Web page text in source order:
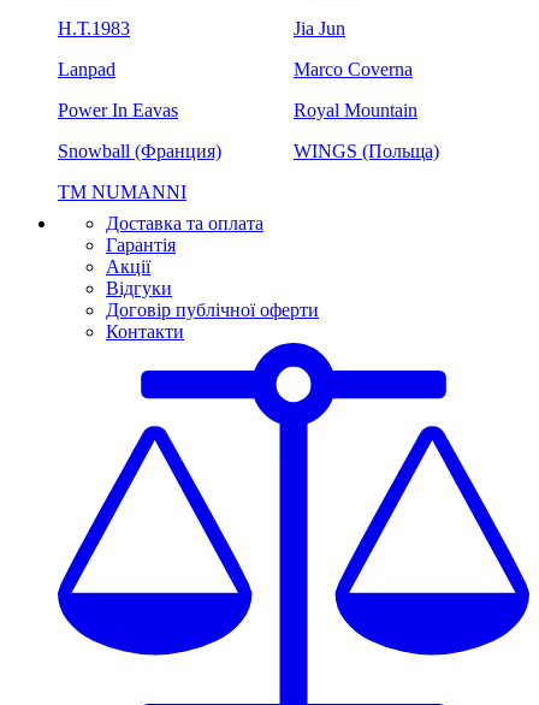
H.Т.1983
Jia Jun
Lanpad
Marco Coverna
Power In Eavas
Royal Mountain
Snowball (Франция)
WINGS (Польща)
ТМ NUMANNI
Доставка та оплата
Гарантія
Акції
Відгуки
Договір публічної оферти
Контакти